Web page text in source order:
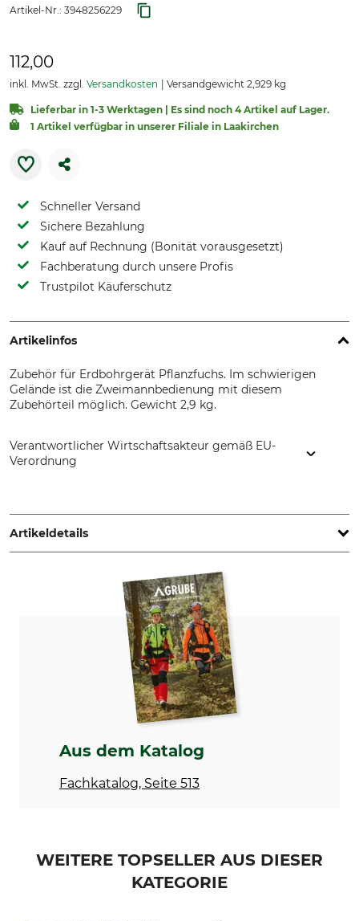
Artikel-Nr.: 3948256229
112,00
inkl. MwSt. zzgl. Versandkosten Versandgewicht 2,929 kg
Lieferbar in 1-3 Werktagen | Es sind noch 4 Artikel auf Lager.
1 Artikel verfügbar in unserer Filiale in Laakirchen
Schneller Versand
Sichere Bezahlung
Kauf auf Rechnung (Bonität vorausgesetzt)
Fachberatung durch unsere Profis
Trustpilot Käuferschutz
Artikelinfos
Zubehör für Erdbohrgerät Pflanzfuchs. Im schwierigen
Gelände ist die Zweimannbedienung mit diesem
Zubehörteil möglich. Gewicht 2,9 kg.
Verantwortlicher Wirtschaftsakteur gemäß EU-
Verordnung
www.pflanzfuchs.de
Artikeldetails
Produkttyp
Zweimann-Griff
Modellbezeichnung
Herstellung
Made in Germany
Aus dem Katalog
Fachkatalog, Seite 513
WEITERE TOPSELLER AUS DIESER
KATEGORIE